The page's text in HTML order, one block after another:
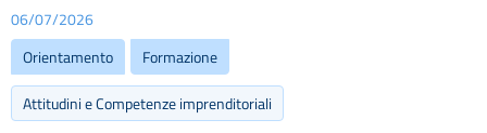
06/07/2026
Orientamento
Formazione
Attitudini e Competenze imprenditoriali